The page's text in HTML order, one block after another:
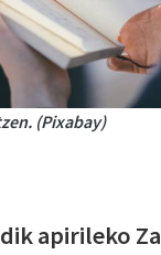
(Pixabay)
apirileko